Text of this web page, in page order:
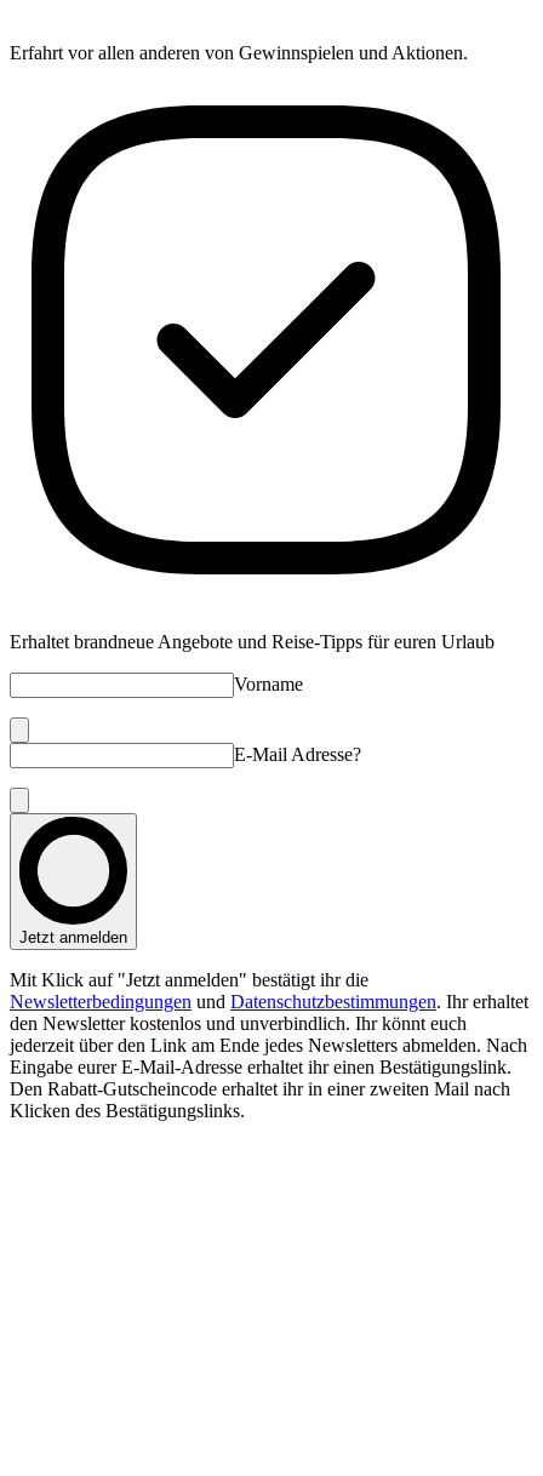
Erfahrt vor allen anderen von Gewinnspielen und Aktionen.
Erhaltet brandneue Angebote und Reise-Tipps für euren Urlaub
Vorname
E-Mail Adresse?
Jetzt anmelden
Mit Klick auf "Jetzt anmelden" bestätigt ihr die
Newsletterbedingungen und Datenschutzbestimmungen. Ihr erhaltet
den Newsletter kostenlos und unverbindlich. Ihr könnt euch
jederzeit über den Link am Ende jedes Newsletters abmelden. Nach
Eingabe eurer E-Mail-Adresse erhaltet ihr einen Bestätigungslink.
Den Rabatt-Gutscheincode erhaltet ihr in einer zweiten Mail nach
Klicken des Bestätigungslinks.